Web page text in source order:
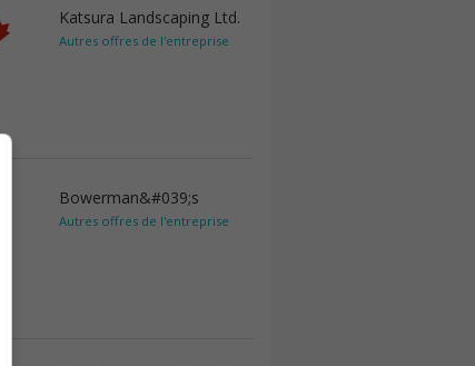
Katsura Landscaping Ltd.
Autres offres de l'entreprise
Bowerman&#039;s
Autres offres de l'entreprise